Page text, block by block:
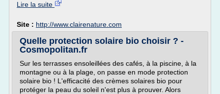
Lire la suite
Site : http://www.clairenature.com
Quelle protection solaire bio choisir ? -
Cosmopolitan.fr
Sur les terrasses ensoleillées des cafés, à la piscine, à la
montagne ou à la plage, on passe en mode protection
solaire bio ! L'efficacité des crèmes solaires bio pour
protéger la peau du soleil n'est plus à prouver. Alors